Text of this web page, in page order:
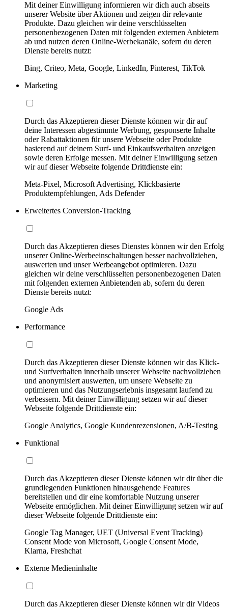
Mit deiner Einwilligung informieren wir dich auch abseits
unserer Website über Aktionen und zeigen dir relevante
Produkte. Dazu gleichen wir deine verschlüsselten
personenbezogenen Daten mit folgenden externen Anbietern
ab und nutzen deren Online-Werbekanäle, sofern du deren
Dienste bereits nutzt:
Bing, Criteo, Meta, Google, LinkedIn, Pinterest, TikTok
Marketing
Durch das Akzeptieren dieser Dienste können wir dir auf
deine Interessen abgestimmte Werbung, gesponserte Inhalte
oder Rabattaktionen für unsere Webseite oder Produkte
basierend auf deinem Surf- und Einkaufsverhalten anzeigen
sowie deren Erfolge messen. Mit deiner Einwilligung setzen
wir auf dieser Webseite folgende Drittdienste ein:
Meta-Pixel, Microsoft Advertising, Klickbasierte
Produktempfehlungen, Ads Defender
Erweitertes Conversion-Tracking
Durch das Akzeptieren dieses Dienstes können wir den Erfolg
unserer Online-Werbeeinschaltungen besser nachvollziehen,
auswerten und unser Werbeangebot optimieren. Dazu
gleichen wir deine verschlüsselten personenbezogenen Daten
mit folgenden externen Anbietenden ab, sofern du deren
Dienste bereits nutzt:
Google Ads
Performance
Durch das Akzeptieren dieser Dienste können wir das Klick-
und Surfverhalten innerhalb unserer Webseite nachvollziehen
und anonymisiert auswerten, um unsere Webseite zu
optimieren und das Nutzungserlebnis insgesamt laufend zu
verbessern. Mit deiner Einwilligung setzen wir auf dieser
Webseite folgende Drittdienste ein:
Google Analytics, Google Kundenrezensionen, A/B-Testing
Funktional
Durch das Akzeptieren dieser Dienste können wir dir über die
grundlegenden Funktionen hinausgehende Features
bereitstellen und dir eine komfortable Nutzung unserer
Webseite ermöglichen. Mit deiner Einwilligung setzen wir auf
dieser Webseite folgende Drittdienste ein:
Google Tag Manager, UET (Universal Event Tracking)
Consent Mode von Microsoft, Google Consent Mode,
Klarna, Freshchat
Externe Medieninhalte
Durch das Akzeptieren dieser Dienste können wir dir Videos